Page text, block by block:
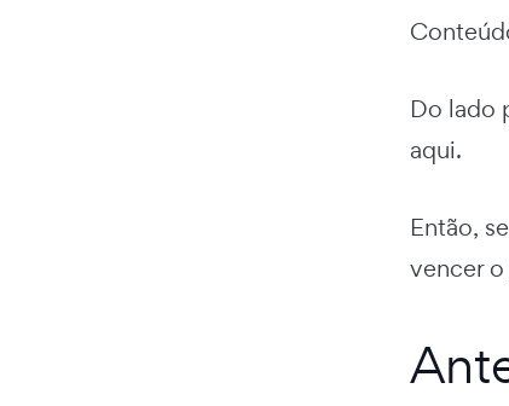
Do lado
aqui.
Então,
vencer